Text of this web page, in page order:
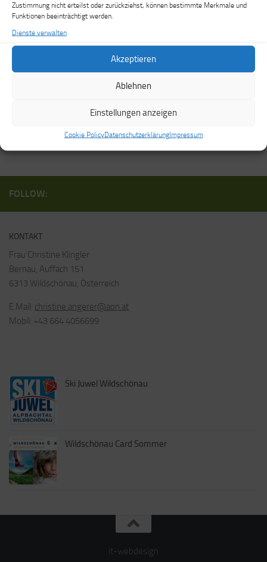
Zustimmung nicht erteilst oder zurückziehst, können bestimmte Merkmale und
Funktionen beeinträchtigt werden.
Dienste verwalten
Akzeptieren
Ablehnen
Einstellungen anzeigen
Cookie PolicyDatenschutzerklärungImpressum
akzeptiert. Ich stimme zu, dass meine Formularangaben zur
FOLLOW:
KONTAKT
Frau Christine Klingler
Bernau, Auffach 151
6313 Wildschönau, Österreich
E.Mail: christine.angerer@aon.at
Mobil: +43 664 4056699
Ski Juwel Wildschönau
Wildschönau Card Sommer
it-webdesign